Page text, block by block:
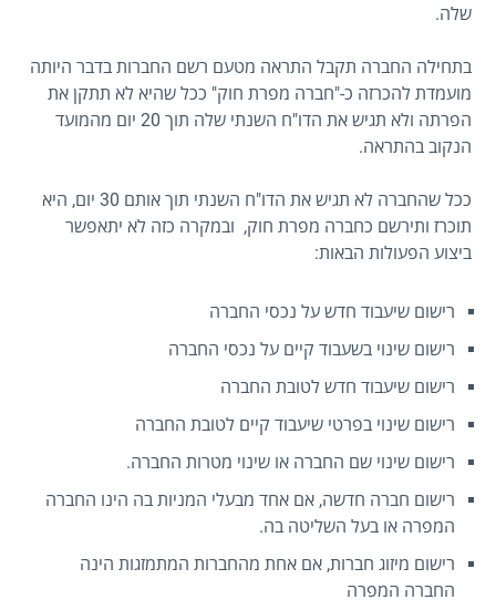
שלה.
בתחילה החברה תקבל התראה מטעם רשם החברות בדבר היותה
מועמדת להכרזה כ-"חברה מפרת חוק" ככל שהיא לא תתקן את
הפרתה ולא תגיש את הדו"ח השנתי שלה תוך 20 יום מהמועד
הנקוב בהתראה.
ככל שהחברה לא תגיש את הדו"ח השנתי תוך אותם 30 יום, היא
תוכרז ותירשם כחברה מפרת חוק, ובמקרה כזה לא יתאפשר
ביצוע הפעולות הבאות:
רישום שיעבוד חדש על נכסי החברה
רישום שינוי בשעבוד קיים על נכסי החברה
רישום שיעבוד חדש לטובת החברה
רישום שינוי בפרטי שיעבוד קיים לטובת החברה
רישום שינוי שם החברה או שינוי מטרות החברה.
רישום חברה חדשה, אם אחד מבעלי המניות בה הינו החברה
המפרה או בעל השליטה בה.
רישום מיזוג חברות, אם אחת מהחברות המתמזגות הינה
החברה המפרה